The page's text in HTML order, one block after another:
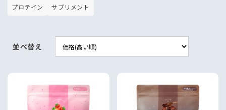
並べ替え
プロテイン サプリメント